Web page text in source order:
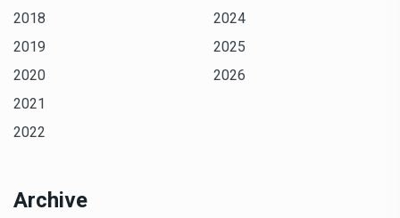
2018
2019
2020
2021
2022
2024
2025
2026
Archive